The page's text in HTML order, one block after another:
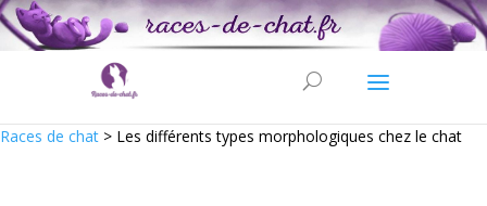
Races de chat > Les différents types morphologiques chez le chat